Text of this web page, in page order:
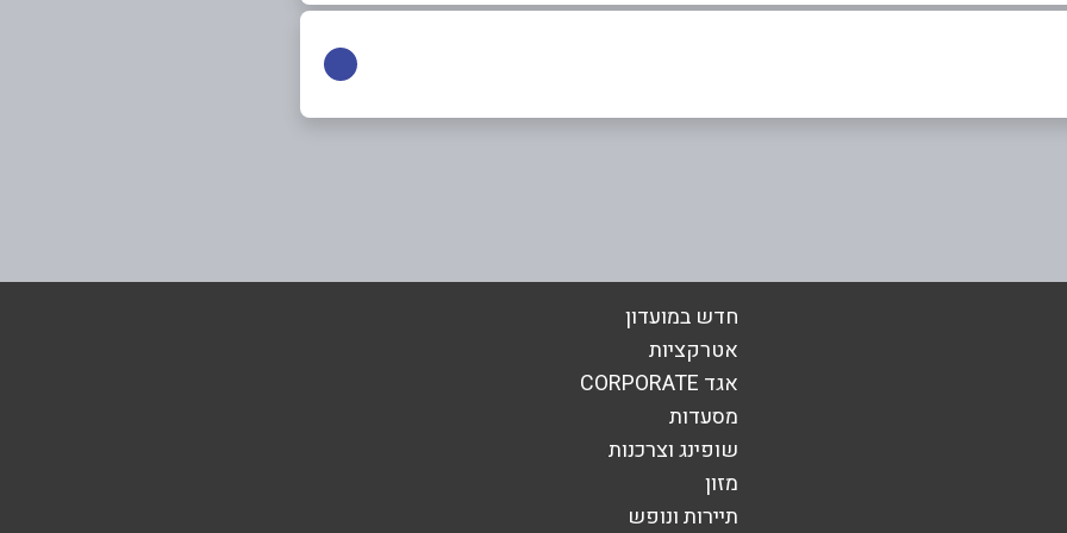
אימייל*
חדש במועדון
אטרקציות
אגד CORPORATE
מסעדות
שופינג וצרכנות
מזון
תיירות ונופש